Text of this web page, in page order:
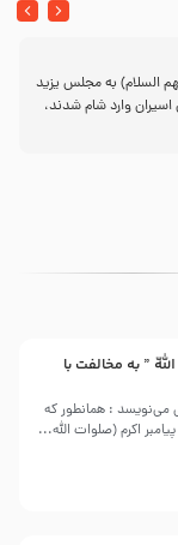
السلام) به مجلس یزید
وارد شام شدند،
” به مخالفت با
خفاجی مصری عالم بزرگ سنی می‌نویسد : همانطور که
اکرم (صلوات اللّه...